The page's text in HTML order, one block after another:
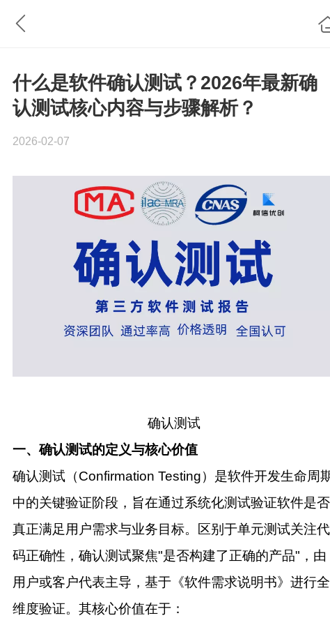
什么是软件确认测试？2026年最新确
认测试核心内容与步骤解析？
2026-02-07
确认测试
一、确认测试的定义与核心价值
确认测试（Confirmation Testing）是软件开发生命周
中的关键验证阶段，旨在通过系统化测试验证软件是否
真正满足用户需求与业务目标。区别于单元测试关注代
码正确性，确认测试聚焦"是否构建了正确的产品"，由
用户或客户代表主导，基于《软件需求说明书》进行全
维度验证。其核心价值在于：